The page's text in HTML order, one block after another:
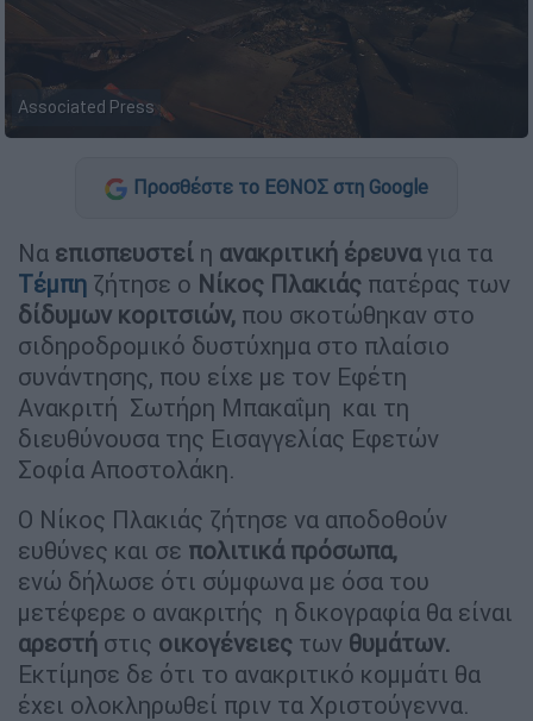
Associated Press
Προσθέστε το ΕΘΝΟΣ στη Google
Να επισπευστεί η ανακριτική έρευναγια τα
Τέμπη ζήτησε ο Νίκος Πλακιάς πατέρας των
δίδυμων κοριτσιών, που σκοτώθηκαν στο
σιδηροδρομικό δυστύχημα στο πλαίσιο
συνάντησης, που είχε με τον Εφέτη
Ανακριτή Σωτήρη Μπακαΐμη και τη
διευθύνουσα της Εισαγγελίας Εφετών
Σοφία Αποστολάκη.
Ο Νίκος Πλακιάς ζήτησε να αποδοθούν
ευθύνες και σε πολιτικά πρόσωπα,
ενώ δήλωσε ότι σύμφωνα με όσα του
μετέφερε ο ανακριτής η δικογραφία θα είναι
αρεστή στις οικογένειες των θυμάτων.
Εκτίμησε δε ότι το ανακριτικό κομμάτι θα
έχει ολοκληρωθεί πριν τα Χριστούγεννα.